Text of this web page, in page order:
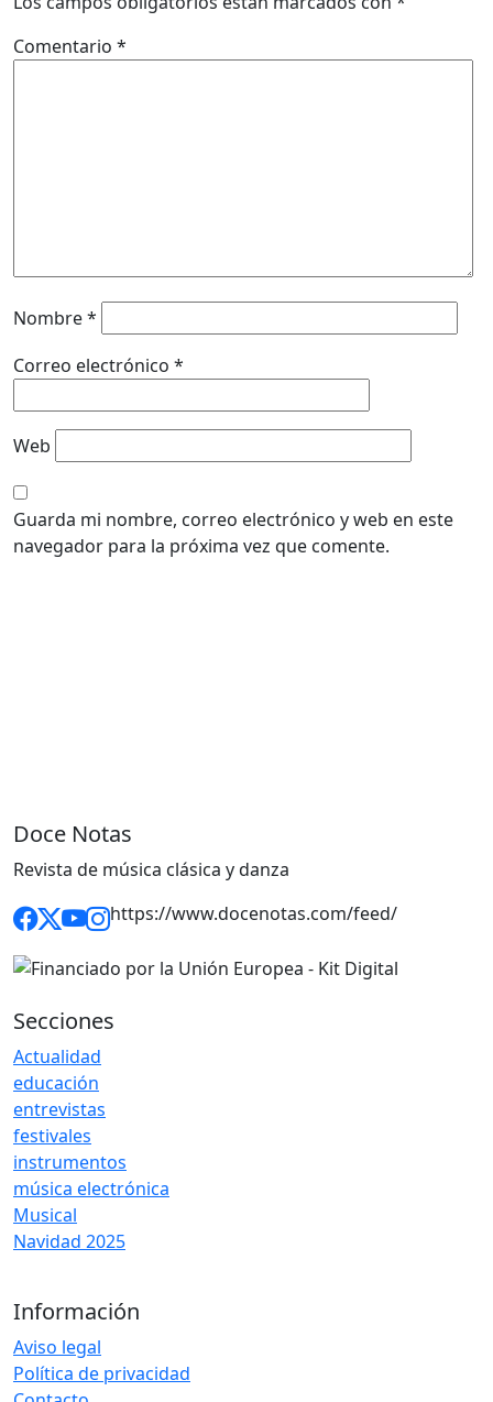
Comentario *
Nombre*
Correo electrónico *
Web
Guarda mi nombre, correo electrónico y web en este
navegador para la próxima vez que comente.
Doce Notas
Revista de música clásica y danza
https://www.docenotas.com/feed/
Secciones
Actualidad
educación
entrevistas
festivales
instrumentos
música electrónica
Musical
Navidad 2025
Información
Aviso legal
Política de privacidad